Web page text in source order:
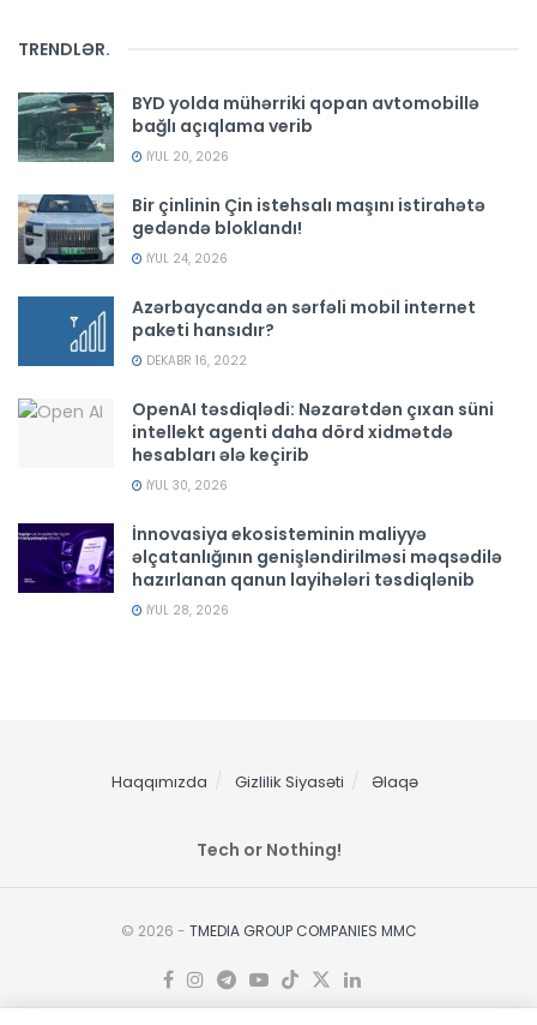
TRENDLƏR.
BYD yolda mühərriki qopan avtomobillə
bağlı açıqlama verib
İYUL 20, 2026
Bir çinlinin Çin istehsalı maşını istirahətə
gedəndə bloklandı!
İYUL 24, 2026
Azərbaycanda ən sərfəli mobil internet
paketi hansıdır?
DEKABR 16, 2022
OpenAI təsdiqlədi: Nəzarətdən çıxan süni
intellekt agenti daha dörd xidmətdə
hesabları ələ keçirib
İYUL 30, 2026
İnnovasiya ekosisteminin maliyyə
əlçatanlığının genişləndirilməsi məqsədilə
hazırlanan qanun layihələri təsdiqlənib
İYUL 28, 2026
Haqqımızda Gizlilik Siyasəti Əlaqə
Tech or Nothing!
© 2026 - TMEDIA GROUP COMPANIES MMC